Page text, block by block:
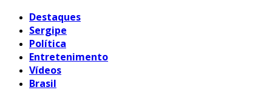
Destaques
Sergipe
Política
Entretenimento
Vídeos
Brasil